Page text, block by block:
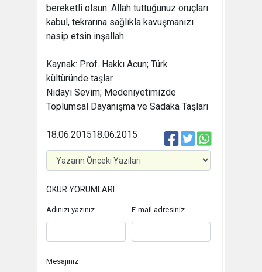
bereketli olsun. Allah tuttuğunuz oruçları
kabul, tekrarına sağlıkla kavuşmanızı
nasip etsin inşallah.
Kaynak: Prof. Hakkı Acun; Türk
kültüründe taşlar.
Nidayi Sevim; Medeniyetimizde
Toplumsal Dayanışma ve Sadaka Taşları
18.06.2015
18.06.2015
OKUR YORUMLARI
Adınızı yazınız E-mail adresiniz
Mesajınız